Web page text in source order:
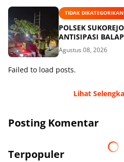
TIDAK DIKATEGORIKAN
POLSEK
ANTISIPASI
Agustus 08, 2026
Failed to load posts.
Lihat
Posting Komentar
Terpopuler